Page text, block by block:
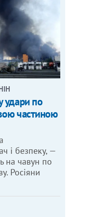
удари по
частиною
і безпеку, —
на чавун по
Росіяни